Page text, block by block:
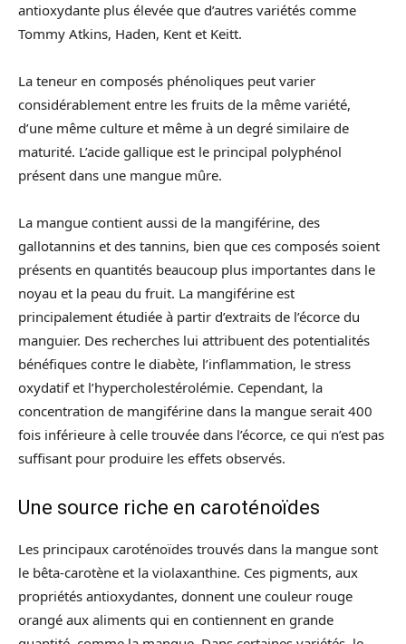
antioxydante plus élevée que d’autres variétés comme
Tommy Atkins, Haden, Kent et Keitt.
La teneur en composés phénoliques peut varier
considérablement entre les fruits de la même variété,
d’une même culture et même à un degré similaire de
maturité. L’acide gallique est le principal polyphénol
présent dans une mangue mûre.
La mangue contient aussi de la mangiférine, des
gallotannins et des tannins, bien que ces composés soient
présents en quantités beaucoup plus importantes dans le
noyau et la peau du fruit. La mangiférine est
principalement étudiée à partir d’extraits de l’écorce du
manguier. Des recherches lui attribuent des potentialités
bénéfiques contre le diabète, l’inflammation, le stress
oxydatif et l’hypercholestérolémie. Cependant, la
concentration de mangiférine dans la mangue serait 400
fois inférieure à celle trouvée dans l’écorce, ce qui n’est pas
suffisant pour produire les effets observés.
Une source riche en caroténoïdes
Les principaux caroténoïdes trouvés dans la mangue sont
le bêta-carotène et la violaxanthine. Ces pigments, aux
propriétés antioxydantes, donnent une couleur rouge
orangé aux aliments qui en contiennent en grande